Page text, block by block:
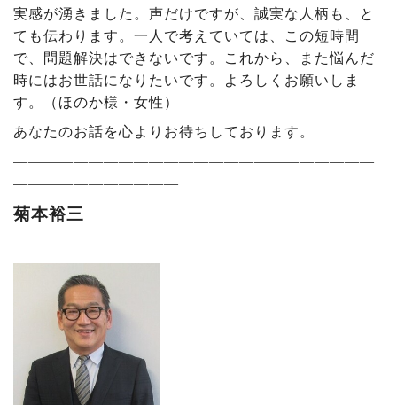
実感が湧きました。声だけですが、誠実な人柄も、と
ても伝わります。一人で考えていては、この短時間
で、問題解決はできないです。これから、また悩んだ
時にはお世話になりたいです。よろしくお願いしま
す。（ほのか様・女性）
あなたのお話を心よりお待ちしております。
――――――――――――――――――――――――
―――――――――――
菊本裕三